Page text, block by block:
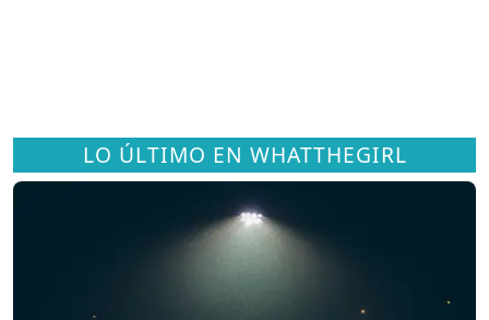
LO ÚLTIMO EN WHATTHEGIRL